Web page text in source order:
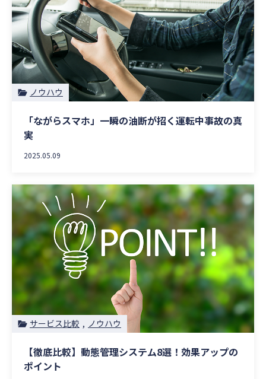
ノウハウ
「ながらスマホ」一瞬の油断が招く運転中事故の真
実
2025.05.09
サービス比較 ノウハウ
【徹底比較】動態管理システム8選！効果アップの
ポイント